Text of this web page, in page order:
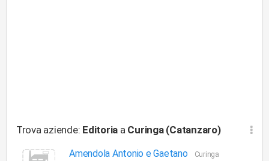
Trova aziende: Editoria a Curinga (Catanzaro)
Amendola Antonio e Gaetano
Curinga